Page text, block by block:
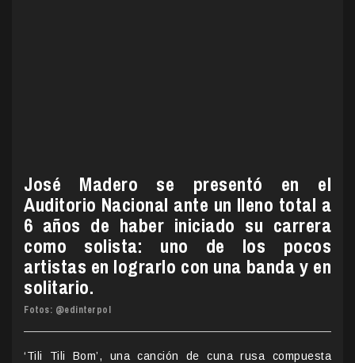
José Madero se presentó en el
Auditorio Nacional ante un lleno total a
6 años de haber iniciado su carrera
como solista: uno de los pocos
artistas en lograrlo con una banda y en
solitario.
Fotos: @edinterpol
‘Tili Tili Bom’, una canción de cuna rusa compuesta